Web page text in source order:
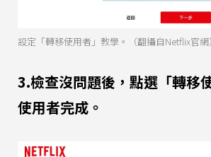
設定「轉移使用者」教學。（翻攝自Netflix官網）
3.檢查沒問題後，點選「轉移
使用者完成。